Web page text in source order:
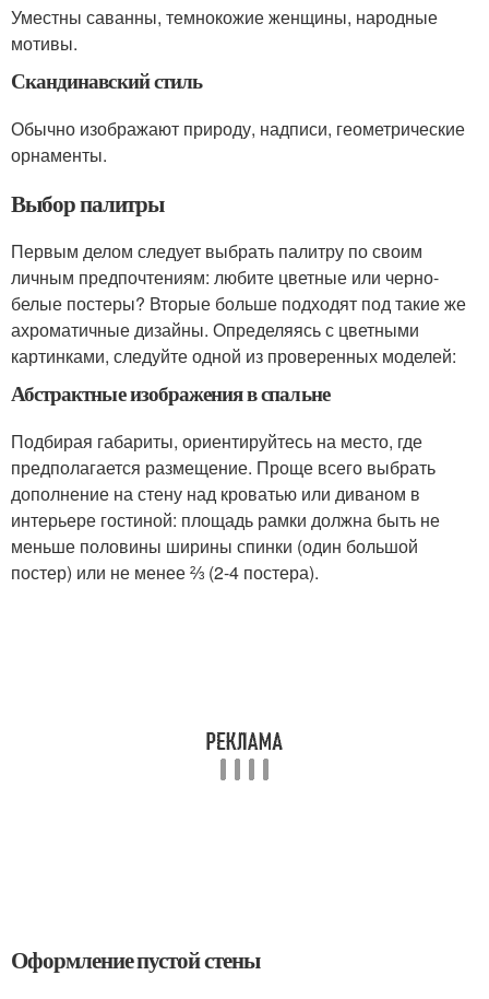
Уместны саванны, темнокожие женщины, народные
мотивы.
Скандинавский стиль
Обычно изображают природу, надписи, геометрические
орнаменты.
Выбор палитры
Первым делом следует выбрать палитру по своим
личным предпочтениям: любите цветные или черно-
белые постеры? Вторые больше подходят под такие же
ахроматичные дизайны. Определяясь с цветными
картинками, следуйте одной из проверенных моделей:
Абстрактные изображения в спальне
Подбирая габариты, ориентируйтесь на место, где
предполагается размещение. Проще всего выбрать
дополнение на стену над кроватью или диваном в
интерьере гостиной: площадь рамки должна быть не
меньше половины ширины спинки (один большой
постер) или не менее ⅔ (2-4 постера).
Оформление пустой стены